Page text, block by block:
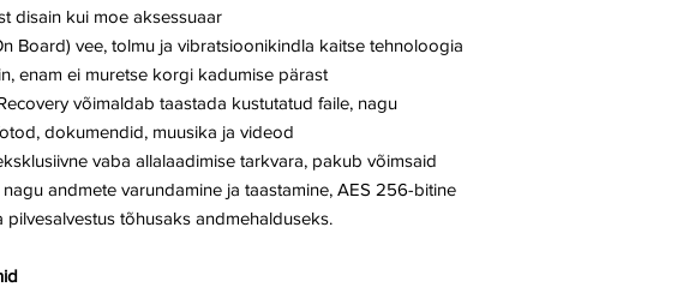
disain kui moe aksessuaar
Board) vee, tolmu ja vibratsioonikindla kaitse tehnoloogia
enam ei muretse korgi kadumise pärast
võimaldab taastada kustutatud faile, nagu
dokumendid, muusika ja videod
vaba allalaadimise tarkvara, pakub võimsaid
andmete varundamine ja taastamine, AES 256-bitine
pilvesalvestus tõhusaks andmehalduseks.